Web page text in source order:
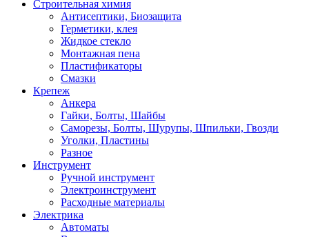
Строительная химия
Антисептики, Биозащита
Герметики, клея
Жидкое стекло
Монтажная пена
Пластификаторы
Смазки
Крепеж
Анкера
Гайки, Болты, Шайбы
Саморезы, Болты, Шурупы, Шпильки, Гвозди
Уголки, Пластины
Разное
Инструмент
Ручной инструмент
Электроинструмент
Расходные материалы
Электрика
Автоматы